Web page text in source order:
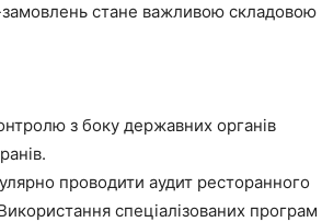
замовлень стане важливою складовою
з боку державних органів
проводити аудит ресторанного
спеціалізованих програм